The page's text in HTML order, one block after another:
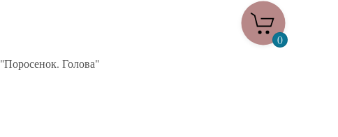
0
Голова"